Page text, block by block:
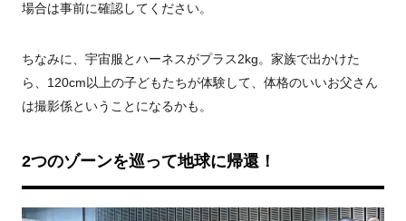
場合は事前に確認してください。
ちなみに、宇宙服とハーネスがプラス2kg。家族で出かけた
ら、 120cm以上の子どもたちが体験して、体格のいいお父さん
は撮影係ということになるかも。
2つのゾーンを巡って地球に帰還！